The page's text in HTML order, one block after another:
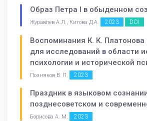
Образ Петра I в обыденном
Журавлев А.Л., Китова Д.А. 2023 DOI
Воспоминания К. К. Платонова
для исследований в области
психологии и исторической
Позняков В. П. 2023
Праздник в языковом
позднесоветском и
Борисова А. М. 2023